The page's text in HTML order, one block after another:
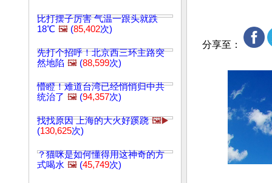
比打摆子厉害 气温一跟头就跌
18℃ 🖼️ (85,402次)
先打个招呼！北京西三环主路突
然地陷 🖼️ (88,599次)
懵瞪！难道台湾已经悄悄归中共
统治了 🖼️ (94,357次)
找找原因 上海的大火好蹊跷 🖼️▶️
(130,625次)
？猫咪是如何懂得用这神奇的方
式喝水 🖼️ (45,749次)
分享至：